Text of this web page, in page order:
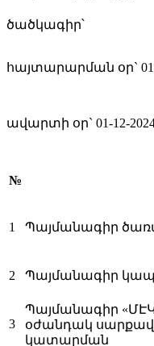
ծածկագիր՝
հայտարարման օր`
ավարտի օր` 01-12-
№
1 Պայմանագիր
2 Պայմանագիր
3
Պայմանագիր
օժանդակ
կատարման